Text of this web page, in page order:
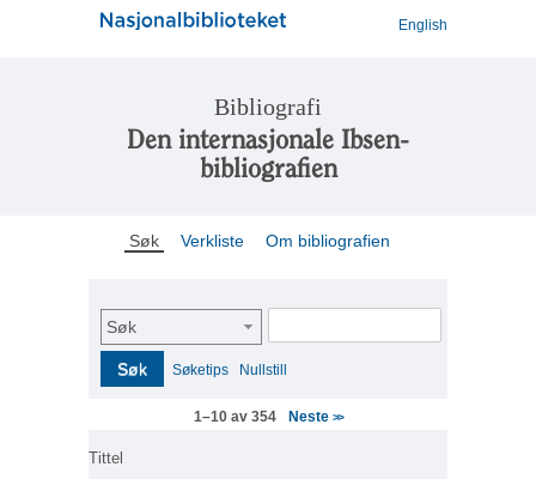
English
Bibliografi
Den internasjonale Ibsen-
bibliografien
Søk Verkliste Om bibliografien
Søk
Søk Søketips Nullstill
1–10 av 354 Neste >>
Tittel